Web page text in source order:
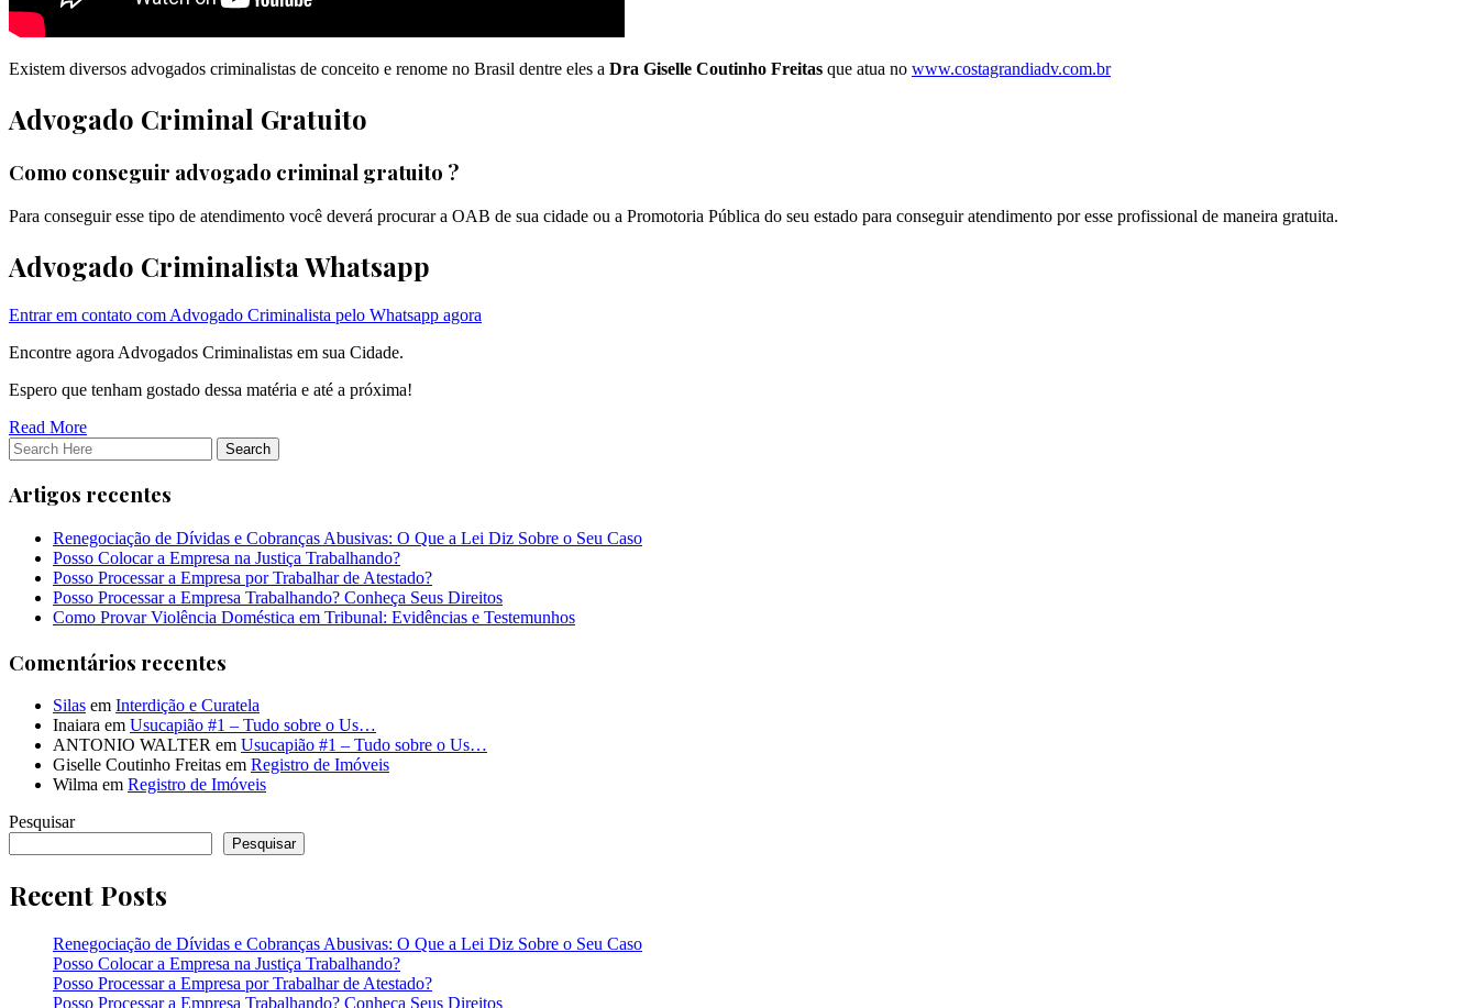
Existem diversos advogados criminalistas de conceito e renome no Brasil dentre eles a Dra Giselle Coutinho Freitas que atua no www.costagrandiadv.com.br
Advogado Criminal Gratuito
Como conseguir advogado criminal gratuito ?
Para conseguir esse tipo de atendimento você deverá procurar a OAB de sua cidade ou a Promotoria Pública do seu estado para conseguir atendimento por esse profissional de maneira gratuita.
Advogado Criminalista Whatsapp
Entrar em contato com Advogado Criminalista pelo Whatsapp agora
Encontre agora Advogados Criminalistas em sua Cidade.
Espero que tenham gostado dessa matéria e até a próxima!
Read More
Artigos recentes
Renegociação de Dívidas e Cobranças Abusivas: O Que a Lei Diz Sobre o Seu Caso
Posso Colocar a Empresa na Justiça Trabalhando?
Posso Processar a Empresa por Trabalhar de Atestado?
Posso Processar a Empresa Trabalhando? Conheça Seus Direitos
Como Provar Violência Doméstica em Tribunal: Evidências e Testemunhos
Comentários recentes
Silas em Interdição e Curatela
Inaiara em Usucapião #1 – Tudo sobre o Us…
ANTONIO WALTER em Usucapião #1 – Tudo sobre o Us…
Giselle Coutinho Freitas em Registro de Imóveis
Wilma em Registro de Imóveis
Pesquisar
Pesquisar
Recent Posts
Renegociação de Dívidas e Cobranças Abusivas: O Que a Lei Diz Sobre o Seu Caso
Posso Colocar a Empresa na Justiça Trabalhando?
Posso Processar a Empresa por Trabalhar de Atestado?
Posso Processar a Empresa Trabalhando? Conheça Seus Direitos